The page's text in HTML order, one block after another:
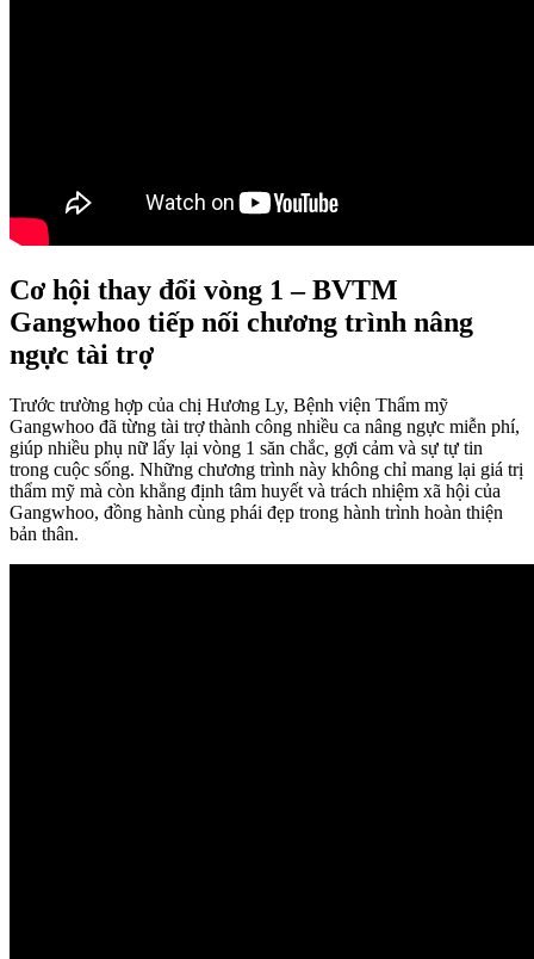
Cơ hội thay đổi vòng 1 – BVTM
Gangwhoo tiếp nối chương trình nâng
ngực tài trợ
Trước trường hợp của chị Hương Ly, Bệnh viện Thẩm mỹ
Gangwhoo đã từng tài trợ thành công nhiều ca nâng ngực miễn phí,
giúp nhiều phụ nữ lấy lại vòng 1 săn chắc, gợi cảm và sự tự tin
trong cuộc sống. Những chương trình này không chỉ mang lại giá trị
thẩm mỹ mà còn khẳng định tâm huyết và trách nhiệm xã hội của
Gangwhoo, đồng hành cùng phái đẹp trong hành trình hoàn thiện
bản thân.